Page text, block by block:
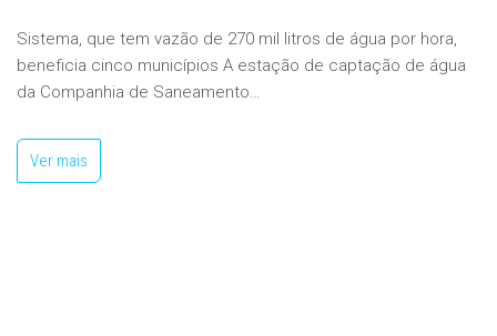
Sistema, que tem vazão de 270 mil litros de água por hora,
beneficia cinco municípios A estação de captação de água
da Companhia de Saneamento…
Ver mais